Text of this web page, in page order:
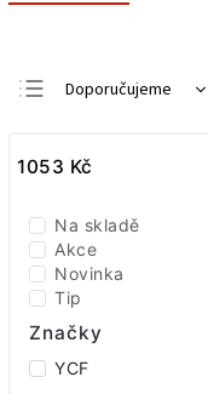
Doporučujeme
Nejdražší
Abecedně
1053 Kč
Na skladě
Akce
Novinka
Tip
Značky
YCF